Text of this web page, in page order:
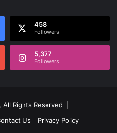
458
Followers
5,377
Followers
Rights Reserved |
Us
Privacy Policy